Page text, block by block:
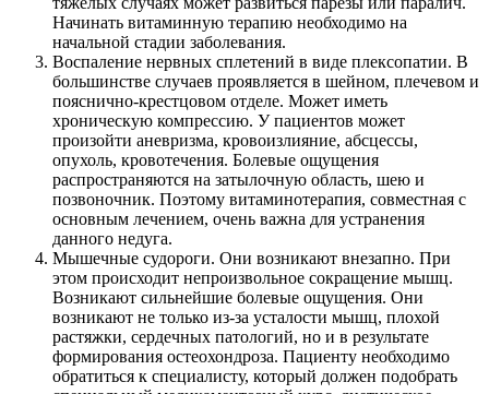
Начинать витаминную терапию необходимо на
начальной стадии заболевания.
Воспаление нервных сплетений в виде плексопатии. В
большинстве случаев проявляется в шейном, плечевом и
пояснично-крестцовом отделе. Может иметь
хроническую компрессию. У пациентов может
произойти аневризма, кровоизлияние, абсцессы,
опухоль, кровотечения. Болевые ощущения
распространяются на затылочную область, шею и
позвоночник. Поэтому витаминотерапия, совместная с
основным лечением, очень важна для устранения
данного недуга.
Мышечные судороги. Они возникают внезапно. При
этом происходит непроизвольное сокращение мышц.
Возникают сильнейшие болевые ощущения. Они
возникают не только из-за усталости мышц, плохой
растяжки, сердечных патологий, но и в результате
формирования остеохондроза. Пациенту необходимо
обратиться к специалисту, который должен подобрать